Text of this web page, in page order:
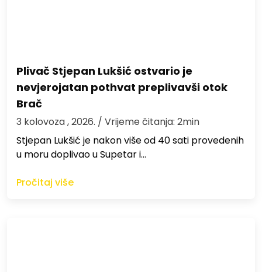
Plivač Stjepan Lukšić ostvario je
nevjerojatan pothvat preplivavši otok
Brač
3 kolovoza , 2026. / Vrijeme čitanja: 2min
St​jepan Lukšić je nakon više od 40 sati provedenih
u moru doplivao u Supetar i…
Pročitaj više